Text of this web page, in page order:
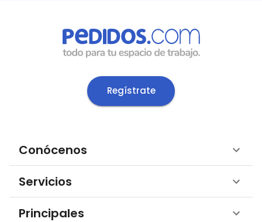
Regístrate
Conócenos
Servicios
Principales